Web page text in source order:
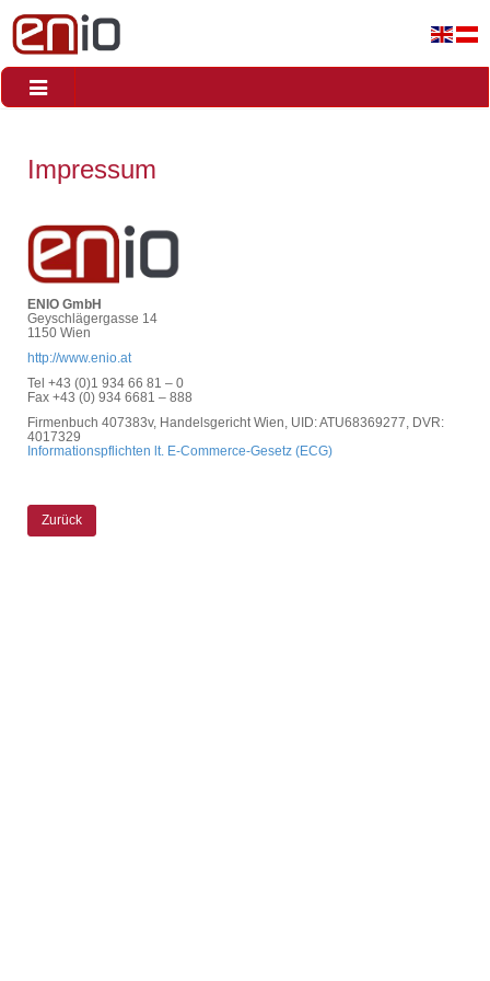
Toggle
Impressum
ENIO GmbH
Geyschlägergasse 14
1150 Wien
http://www.enio.at
Tel +43 (0)1 934 66 81 – 0
Fax +43 (0) 934 6681 – 888
Firmenbuch 407383v, Handelsgericht Wien, UID: ATU68369277, DVR:
4017329
Informationspflichten lt. E-Commerce-Gesetz (ECG)
Zurück